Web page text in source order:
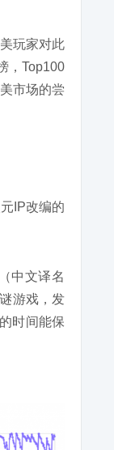
玩家对此
，Top100
市场的尝
IP改编的
中文译名
游戏，发
时间能保